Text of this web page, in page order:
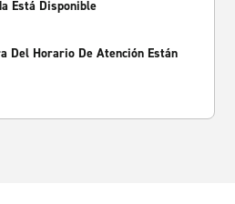
Está Disponible
Del Horario De Atención Están